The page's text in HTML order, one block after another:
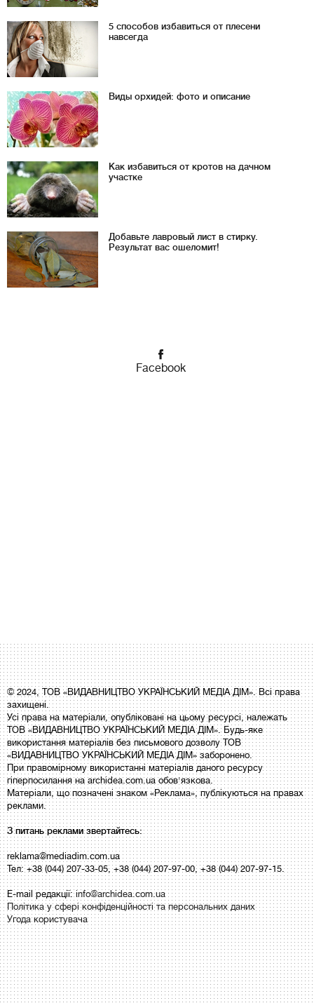
5 способов избавиться от плесени
навсегда
Виды орхидей: фото и описание
Как избавиться от кротов на дачном
участке
Добавьте лавровый лист в стирку.
Результат вас ошеломит!
Facebook
© 2024, ТОВ «ВИДАВНИЦТВО УКРАЇНСЬКИЙ МЕДІА ДІМ». Всі права
захищені.
Усі права на матеріали, опубліковані на цьому ресурсі, належать
ТОВ «ВИДАВНИЦТВО УКРАЇНСЬКИЙ МЕДІА ДІМ». Будь-яке
використання матеріалів без письмового дозволу ТОВ
«ВИДАВНИЦТВО УКРАЇНСЬКИЙ МЕДІА ДІМ» заборонено.
При правомірному використанні матеріалів даного ресурсу
гіперпосилання на archidea.com.ua обов'язкова.
Матеріали, що позначені знаком «Реклама», публікуються на правах
реклами.
З питань реклами звертайтесь:
reklama@mediadim.com.ua
Тел: +38 (044) 207-33-05, +38 (044) 207-97-00, +38 (044) 207-97-15.
E-mail редакції:info@archidea.com.ua
Політика у сфері конфіденційності та персональних даних
Угода користувача